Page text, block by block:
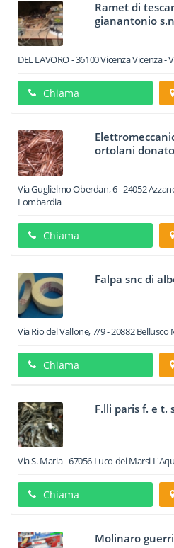
Ramet di
gianantonio
DEL LAVORO-36100VicenzaVicenza -
Chiama
ortolani
Via Guglielmo Oberdan, 6-24052
Lombardia
Chiama
Falpa snc di
Via Rio del Vallone, 7/9-20882 Bellusco
Chiama
F.lli paris f. e t.
Via S. Maria-67056 Luco dei Marsi
Chiama
Molinaro